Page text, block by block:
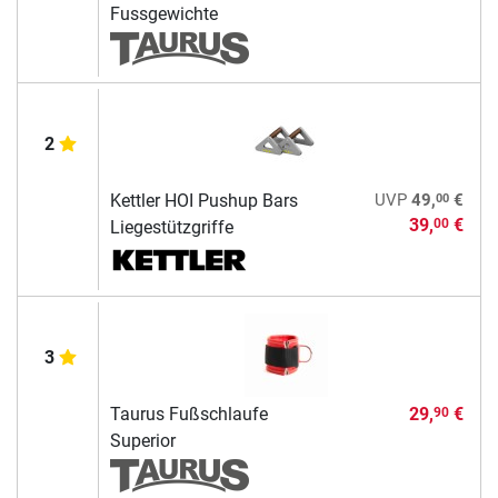
Fussgewichte
2
Kettler HOI Pushup Bars
Liegestützgriffe
UVP 49,00€
39,00€
3
Taurus Fußschlaufe
Superior
29,90€